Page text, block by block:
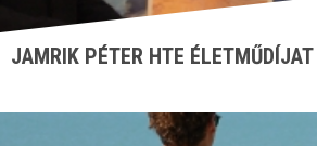
JAMRIK PÉTER HTE